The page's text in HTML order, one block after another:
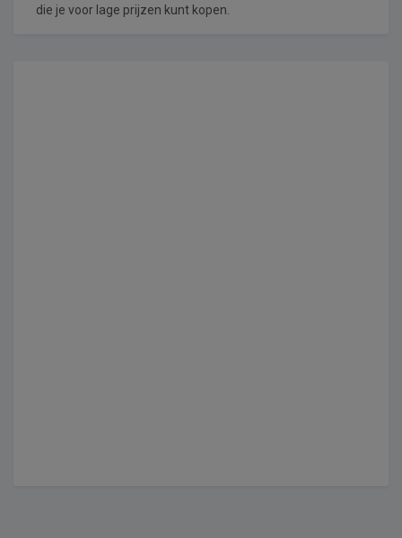
die je voor lage prijzen kunt kopen.